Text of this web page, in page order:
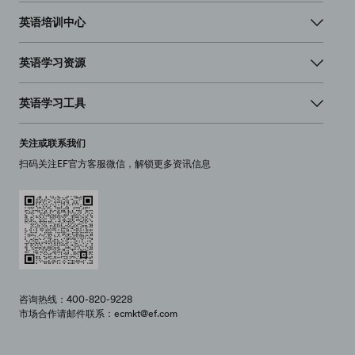
英语培训中心
英语学习资源
英语学习工具
关注或联系我们
扫码关注EF官方客服微信，解锁更多资讯信息
咨询热线：400-820-9228
市场合作请邮件联系：ecmkt@ef.com